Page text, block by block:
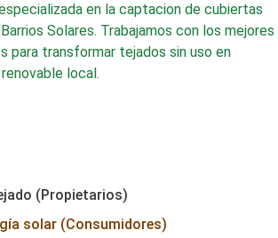
en la captacion de cubiertas
Solares. Trabajamos con los mejores
para transformar tejados sin uso en
local.
(Propietarios)
solar (Consumidores)